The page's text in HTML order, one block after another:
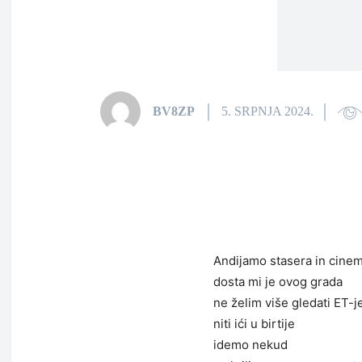
BV8ZP 5. SRPNJA 2024.
Andijamo stasera in
dosta mi je ovog grada
ne želim više gledati ET-
niti ići u birtije
idemo nekud